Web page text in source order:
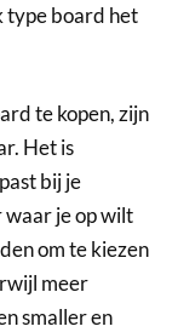
type board het
te kopen, zijn
Het is
bij je
je op wilt
om te kiezen
meer
smaller en